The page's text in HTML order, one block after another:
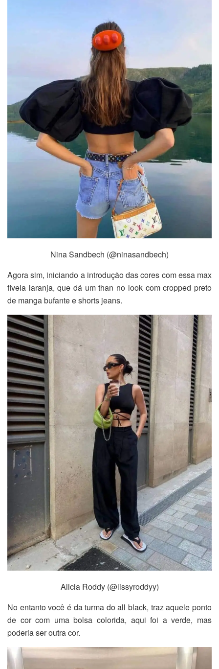
Nina Sandbech (@ninasandbech)
Agora sim, iniciando a introdução das cores com essa max
fivela laranja, que dá um than no look com cropped preto
de manga bufante e shorts jeans.
Alicia Roddy (@lissyroddyy)
No entanto você é da turma do all black, traz aquele ponto
de cor com uma bolsa colorida, aqui foi a verde, mas
poderia ser outra cor.